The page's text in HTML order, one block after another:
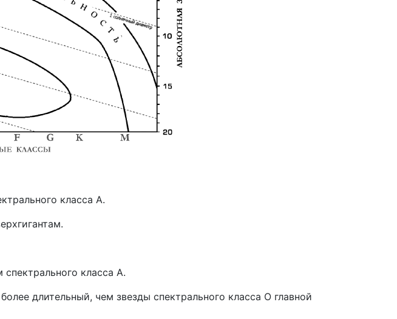
класса А.
класса А.
длительный, чем звезды спектрального класса О главной